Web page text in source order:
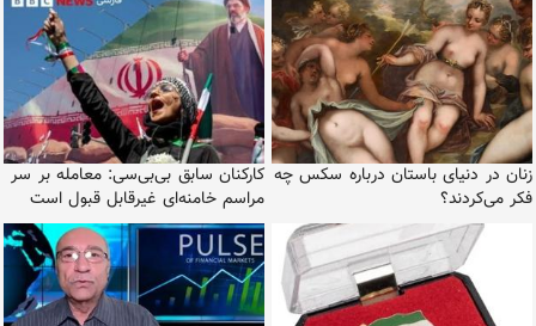
کارکنان سابق بی‌بی‌سی: معامله بر سر
مراسم خامنه‌ای غیرقابل قبول است
زنان در دنیای باستان درباره سکس چه
فکر می‌کردند؟